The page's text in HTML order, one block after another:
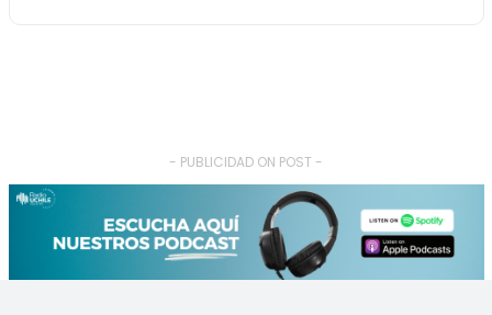
- PUBLICIDAD ON POST -